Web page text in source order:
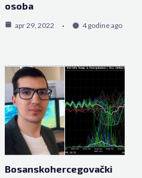
osoba
apr 29, 2022 4 godine ago
Bosanskohercegovački